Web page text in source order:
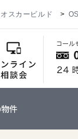
オスカービルド
件